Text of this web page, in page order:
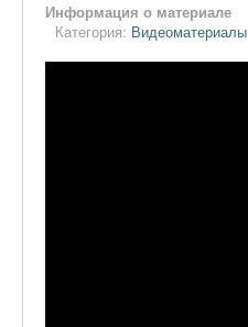
Информация о материале
Категория: Видеоматериалы